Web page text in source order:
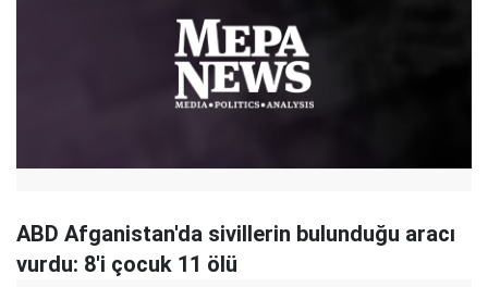
ABD Afganistan'da sivillerin bulunduğu aracı
vurdu: 8'i çocuk 11 ölü